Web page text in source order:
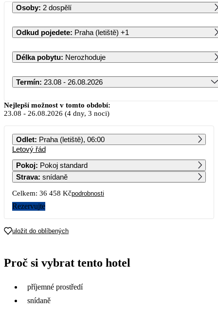
Osoby: 2 dospělí
Odkud pojedete: Praha (letiště) +1
Délka pobytu: Nerozhoduje
Termín: 23.08 - 26.08.2026
Srpen 2026
PO ÚT ST ČT PÁ SO NE
3
10
17 18
28 329 17 309 17 959
Nejlepší možnost v tomto období:
23.08 - 26.08.2026 (4 dny, 3 noci)
Odlet: Praha (letiště), 06:00
Letový řád
Pokoj: Pokoj standard
Strava: snídaně
Celkem: 36 458 Kčpodrobnosti
Rezervujte
uložit do oblíbených
Proč si vybrat tento hotel
příjemné prostředí
snídaně